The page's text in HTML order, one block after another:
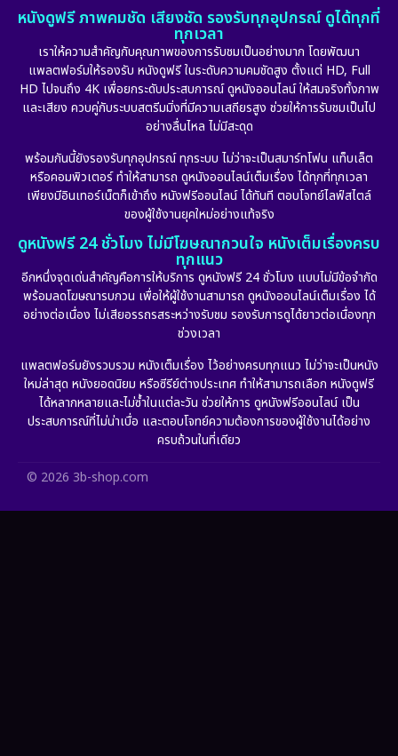
Emotional (101)
Epic มหากาพย์ (17)
Erotic (10)
Fantasy จินตนาการ (252)
Film
Gothic (6)
HBO GO (10)
HBO Max (2)
Healing
Heist (7)
หนังดูฟรี ภาพคมชัด เสียงชัด รองรับทุกอุปกรณ์ ดูได้ทุกที่
ทุกเวลา
เราให้ความสำคัญกับคุณภาพของการรับชมเป็นอย่างมาก โดยพัฒนา
แพลตฟอร์มให้รองรับ หนังดูฟรี ในระดับความคมชัดสูง ตั้งแต่ HD, Full
HD ไปจนถึง 4K เพื่อยกระดับประสบการณ์ ดูหนังออนไลน์ ให้สมจริงทั้งภาพ
และเสียง ควบคู่กับระบบสตรีมมิ่งที่มีความเสถียรสูง ช่วยให้การรับชมเป็นไป
อย่างลื่นไหล ไม่มีสะดุด
พร้อมกันนี้ยังรองรับทุกอุปกรณ์ ทุกระบบ ไม่ว่าจะเป็นสมาร์ทโฟน แท็บเล็ต
หรือคอมพิวเตอร์ ทำให้สามารถ ดูหนังออนไลน์เต็มเรื่อง ได้ทุกที่ทุกเวลา
เพียงมีอินเทอร์เน็ตก็เข้าถึง หนังฟรีออนไลน์ ได้ทันที ตอบโจทย์ไลฟ์สไตล์
ของผู้ใช้งานยุคใหม่อย่างแท้จริง
ดูหนังฟรี 24 ชั่วโมง ไม่มีโฆษณากวนใจ หนังเต็มเรื่องครบ
ทุกแนว
อีกหนึ่งจุดเด่นสำคัญคือการให้บริการ ดูหนังฟรี 24 ชั่วโมง แบบไม่มีข้อจำกัด
พร้อมลดโฆษณารบกวน เพื่อให้ผู้ใช้งานสามารถ ดูหนังออนไลน์เต็มเรื่อง ได้
อย่างต่อเนื่อง ไม่เสียอรรถรสระหว่างรับชม รองรับการดูได้ยาวต่อเนื่องทุก
ช่วงเวลา
แพลตฟอร์มยังรวบรวม หนังเต็มเรื่อง ไว้อย่างครบทุกแนว ไม่ว่าจะเป็นหนัง
ใหม่ล่าสุด หนังยอดนิยม หรือซีรีย์ต่างประเทศ ทำให้สามารถเลือก หนังดูฟรี
ได้หลากหลายและไม่ซ้ำในแต่ละวัน ช่วยให้การ ดูหนังฟรีออนไลน์ เป็น
ประสบการณ์ที่ไม่น่าเบื่อ และตอบโจทย์ความต้องการของผู้ใช้งานได้อย่าง
ครบถ้วนในที่เดียว
© 2026 3b-shop.com